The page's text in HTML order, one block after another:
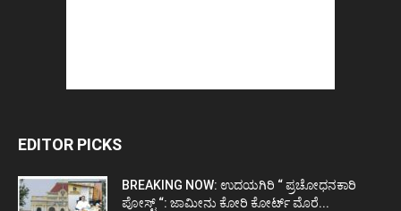
EDITOR PICKS
BREAKING NOW: ಉದಯಗಿರಿ “ ಪ್ರಚೋಧನಕಾರಿ
ಪೋಸ್ಟ್‌ “: ಜಾಮೀನು ಕೋರಿ ಕೋರ್ಟ್‌ ಮೊರೆ...